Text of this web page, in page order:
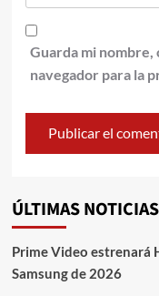
Guarda mi
navegador para la
ÚLTIMAS NOTICIAS
Prime Video estrenará
Samsung de 2026